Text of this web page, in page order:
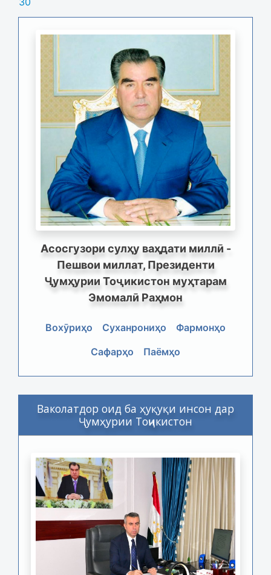
Асосгузори сулҳу ваҳдати миллӣ -
Пешвои миллат, Президенти
Ҷумҳурии Тоҷикистон муҳтарам
Эмомалӣ Раҳмон
Вохӯриҳо Суханрониҳо
Фармонҳо
Сафарҳо
Паёмҳо
Ваколатдор оид ба ҳуқуқи инсон дар
Ҷумҳурии Тоҷикистон